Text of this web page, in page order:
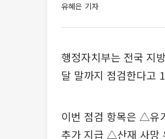
유혜은 기자
행정자치부는 전국 지
달 말까지 점검한다고
이번 점검 항목은 △유
추가 지급 △산재 사망